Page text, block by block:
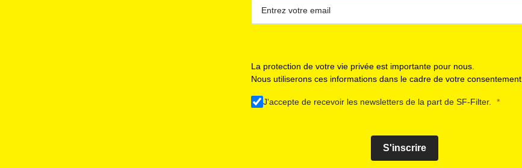
La protection de votre vie privée est importante pour nous.
Nous utiliserons ces informations dans le cadre de votre consentement.
J'accepte de recevoir les newsletters de la part de SF-Filter.
S'inscrire